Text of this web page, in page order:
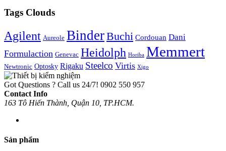
Tags Clouds
Agilent Aureole BinderBuchi Cordouan Dani
Formulaction Genevac Heidolph Horiba Memmert
Newtronic Optosky Rigaku Steelco Virtis Xigo
Got Questions ? Call us 24/7! 0902 550 957
Contact Info
163 Tô Hiến Thành, Quận 10, TP.HCM.
Sản phẩm